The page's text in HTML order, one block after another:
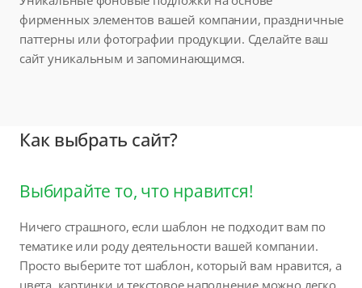
фирменных элементов вашей компании, праздничные
паттерны или фотографии продукции. Сделайте ваш
сайт уникальным и запоминающимся.
Как выбрать сайт?
Выбирайте то, что нравится!
Ничего страшного, если шаблон не подходит вам по
тематике или роду деятельности вашей компании.
Просто выберите тот шаблон, который вам нравится, а